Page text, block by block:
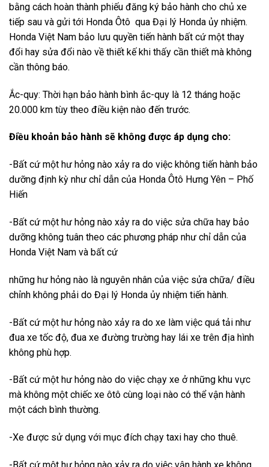
bằng cách hoàn thành phiếu đăng ký bảo hành cho chủ xe
tiếp sau và gửi tới Honda Ôtô qua Đại lý Honda ủy nhiệm.
Honda Việt Nam bảo lưu quyền tiến hành bất cứ một thay
đổi hay sửa đổi nào về thiết kế khi thấy cần thiết mà không
cần thông báo.
Ắc-quy: Thời hạn bảo hành bình ắc-quy là 12 tháng hoặc
20.000 km tùy theo điều kiện nào đến trước.
Điều khoản bảo hành sẽ không được áp dụng cho:
-Bất cứ một hư hỏng nào xảy ra do việc không tiến hành bảo
dưỡng định kỳ như chỉ dẫn của Honda Ôtô Hưng Yên – Phố
Hiến
-Bất cứ một hư hỏng nào xảy ra do việc sửa chữa hay bảo
dưỡng không tuân theo các phương pháp như chỉ dẫn của
Honda Việt Nam và bất cứ
những hư hỏng nào là nguyên nhân của việc sửa chữa/ điều
chỉnh không phải do Đại lý Honda ủy nhiệm tiến hành.
-Bất cứ một hư hỏng nào xảy ra do xe làm việc quá tải như
đua xe tốc độ, đua xe đường trường hay lái xe trên địa hình
không phù hợp.
-Bất cứ một hư hỏng nào do việc chạy xe ở những khu vực
mà không một chiếc xe ôtô cùng loại nào có thể vận hành
một cách bình thường.
-Xe được sử dụng với mục đích chạy taxi hay cho thuê.